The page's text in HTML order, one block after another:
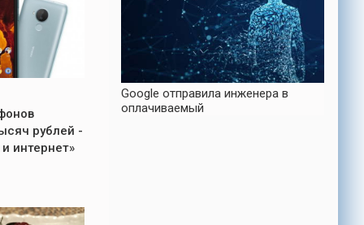
рублей -
интернет»
Google отправила инженера в
оплачиваемый